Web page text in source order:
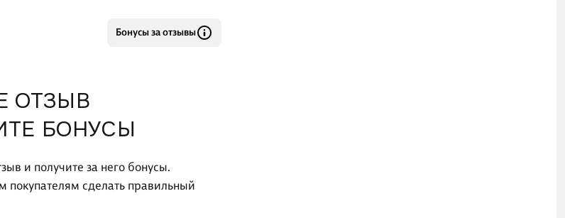
Бонусы за отзывы
ОТЗЫВ
БОНУСЫ
и получите за него бонусы.
покупателям сделать правильный